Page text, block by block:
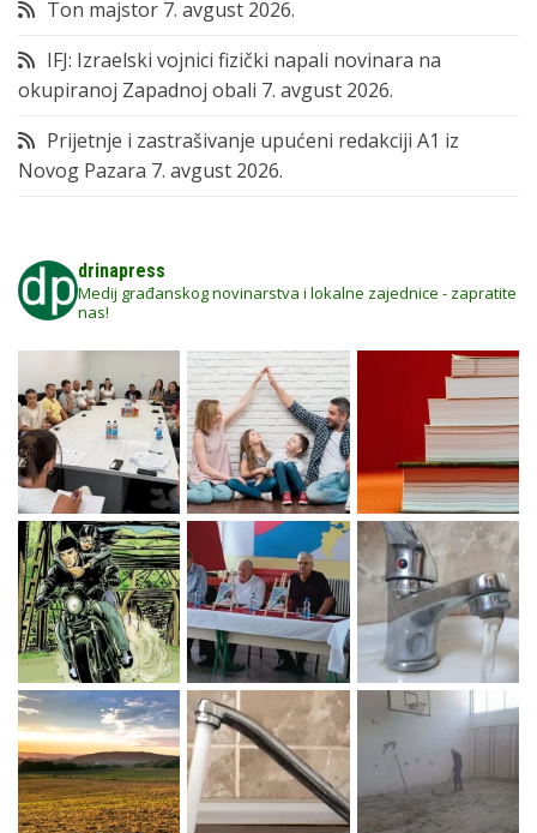
Ton majstor 7. avgust 2026.
IFJ: Izraelski vojnici fizički napali novinara na
okupiranoj Zapadnoj obali 7. avgust 2026.
Prijetnje i zastrašivanje upućeni redakciji A1 iz
Novog Pazara 7. avgust 2026.
drinapress
Medij građanskog novinarstva i lokalne zajednice - zapratite
nas!